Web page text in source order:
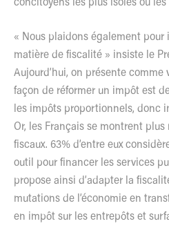
concitoyens les plus isolés ou
« Nous plaidons également pour
matière de fiscalité » insiste le
Aujourd’hui, on présente comme
façon de réformer un impôt est
les impôts proportionnels, donc
Or, les Français se montrent
fiscaux. 63% d’entre eux
outil pour financer les services
propose ainsi d’adapter la
mutations de l’économie en
en impôt sur les entrepôts et